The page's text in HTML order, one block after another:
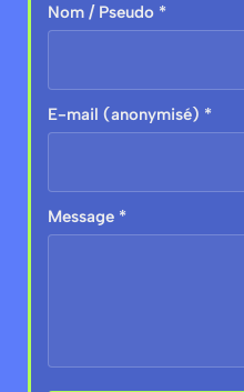
Nom / Pseudo *
E-mail (anonymisé) *
Message *